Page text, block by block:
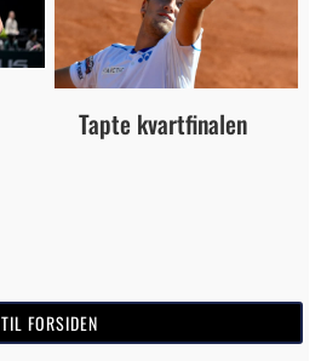
Tapte kvartfinalen
TIL FORSIDEN